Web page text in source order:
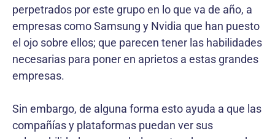
perpetrados por este grupo en lo que va de año, a
empresas como Samsung y Nvidia que han puesto
el ojo sobre ellos; que parecen tener las habilidades
necesarias para poner en aprietos a estas grandes
empresas.
Sin embargo, de alguna forma esto ayuda a que las
compañías y plataformas puedan ver sus